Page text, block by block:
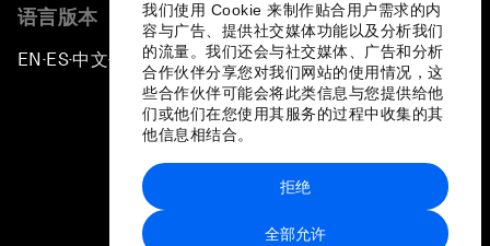
我们使用 Cookie 来制作贴合用户需求的内
容与广告、提供社交媒体功能以及分析我们
的流量。我们还会与社交媒体、广告和分析
合作伙伴分享您对我们网站的使用情况，这
些合作伙伴可能会将此类信息与您提供给他
们或他们在您使用其服务的过程中收集的其
他信息相结合。
全部允许
拒绝
Climate's Next Frontier
Leading the Energy Transition
Editing Humans
Towards Humane Cities
语言版本
EN ▪ES▪中文▪ 日本語